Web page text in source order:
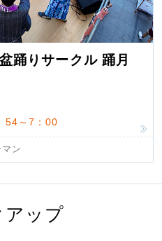
踊りサークル 踊月
54～7：00
ン
アップ